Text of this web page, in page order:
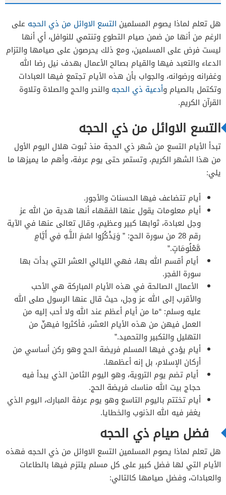
هل تعلم لماذا يصوم المسلمين التسع الاوائل من ذي الحجه على
الرغم من أنها من ضمن صيام التطوع وتنتمي للنوافل، أي أنها
ليست فرض على المسلمين، ومع ذلك يحرصون على صيامها والتزام
الدعاء والتعبد فيها والقيام بصالح الأعمال بهدف نيل رضا الله
وغفرانه ورضوانه، والجواب بأن هذه الأيام تجتمع فيها العبادات
وتكتمل بالصيام وأدعية ذي الحجه والنحر والحج والصلاة وتلاوة
القرآن الكريم.
التسع الاوائل من ذي الحجه
تبدأ الأيام التسع من شهر ذي الحجة منذ ثبوت هلال اليوم الأول
من هذا الشهر الكريم، وتستمر حتى يوم عرفة، وأهم ما يميزها ما
يلي:
أيام تتضاعف فيها الحسنات والأجور.
أيام معلومات يقول عنها الفقهاء أنها هدية من الله عز
وجل لعبادة، ثوابها كبير وعظيم، وقال تعالى عنها في الآية
رقم 28 من سورة الحج: ” وَيَذْكُرُوا اسْمَ اللَّـهِ فِي أَيَّامٍ
مَّعْلُومَاتٍ.”
أيام أقسم الله بها، فهي الليالي العشر التي بدأت بها
سورة الفجر.
‏الأعمال الصالحة في هذه الأيام المباركة هي الأحب
والأقرب إلى الله عز وجل، حيث قال عنها الرسول صلى الله
عليه وسلم: “ما من أيام أعظم عند الله ولا أحب إليه من
العمل فيهن من هذه الأيام العشر، فأكثروا فيهنّ من
التهليل والتكبير والتحميد.”
أيام يؤدي فيها المسلم فريضة الحج وهو ركن أساسي من
أركان الإسلام، بل إنه أعظمها.
أيام تضم يوم التروية، وهو اليوم الثامن الذي يبدأ فيه
حجاج بيت الله مناسك فريضة الحج.
أيام تختتم باليوم التاسع وهو يوم عرفة المبارك، اليوم الذي
يغفر فيه الله الذنوب والخطايا.
فضل صيام ذي الحجه
هل تعلم لماذا يصوم المسلمين التسع الاوائل من ذي الحجه فهذه
الأيام التي لها فضل كبير على كل مسلم يلتزم فيها بالطاعات
والعبادات، وفضل صيامها كالتالي: